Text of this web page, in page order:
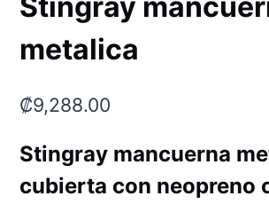
metalica
₡9,288.00
Stingray mancuerna
cubierta con neopreno